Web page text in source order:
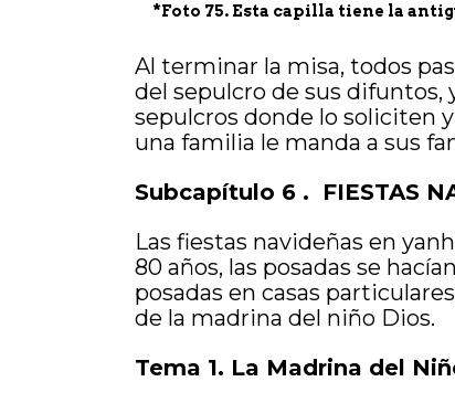
*Foto 75. Esta capilla tiene la
Al terminar la misa, todos
del sepulcro de sus difuntos,
sepulcros donde lo soliciten
una familia le manda a sus
Subcapítulo 6 . FIESTAS
Las fiestas navideñas en
80 años, las posadas se
posadas en casas
de la madrina del niño Dios.
Tema 1. La Madrina del